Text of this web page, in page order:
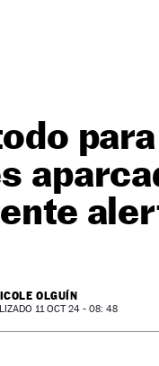
OLGUÍN
11 OCT 24 - 08: 48